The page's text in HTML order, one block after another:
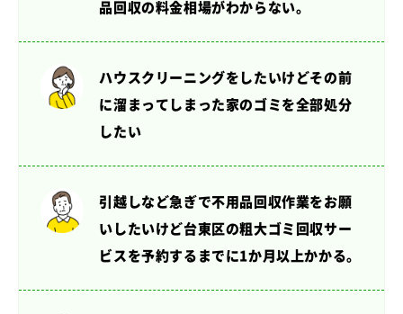
品回収の料金相場がわからない。
ハウスクリーニングをしたいけどその前
に溜まってしまった家のゴミを全部処分
したい
引越しなど急ぎで不用品回収作業をお願
いしたいけど台東区の粗大ゴミ回収サー
ビスを予約するまでに1か月以上かかる。